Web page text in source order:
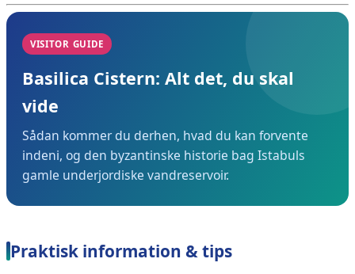
VISITOR GUIDE
Basilica Cistern: Alt det, du skal
vide
Sådan kommer du derhen, hvad du kan forvente
indeni, og den byzantinske historie bag Istabuls
gamle underjordiske vandreservoir.
Praktisk information & tips